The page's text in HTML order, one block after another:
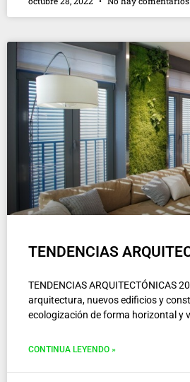
TENDENCIAS
TENDENCIAS ARQUITECTÓNICAS
arquitectura, nuevos edificios y
ecologización de forma horizontal y
CONTINUA LEYENDO »